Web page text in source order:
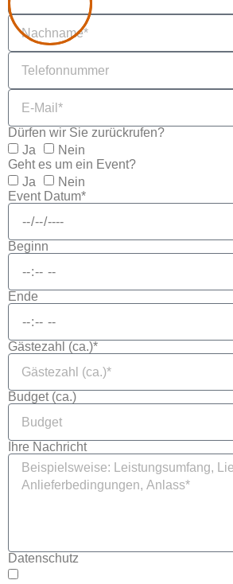
Dürfen wir Sie zurückrufen?
Ja
Nein
Geht es um ein Event?
Ja
Nein
Event Datum*
Beginn
Ende
Gästezahl (ca.)*
Budget (ca.)
Ihre Nachricht
Datenschutz